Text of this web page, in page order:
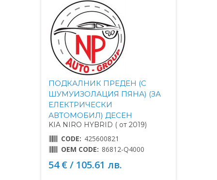
ПОДКАЛНИК ПРЕДЕН (С
ШУМУИЗОЛАЦИЯ ПЯНА) (ЗА
ЕЛЕКТРИЧЕСКИ
АВТОМОБИЛ) ДЕСЕН
KIA NIRO HYBRID ( от 2019)
CODE: 425600821
OEM CODE: 86812-Q4000
54 € / 105.61 лв.